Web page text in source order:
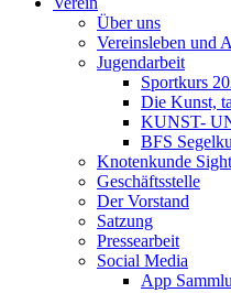
Über uns
Vereinsleben und
Jugendarbeit
Sportkurs
Die Kunst,
KUNST-
BFS
Knotenkunde
Geschäftsstelle
Der Vorstand
Satzung
Pressearbeit
Social Media
App